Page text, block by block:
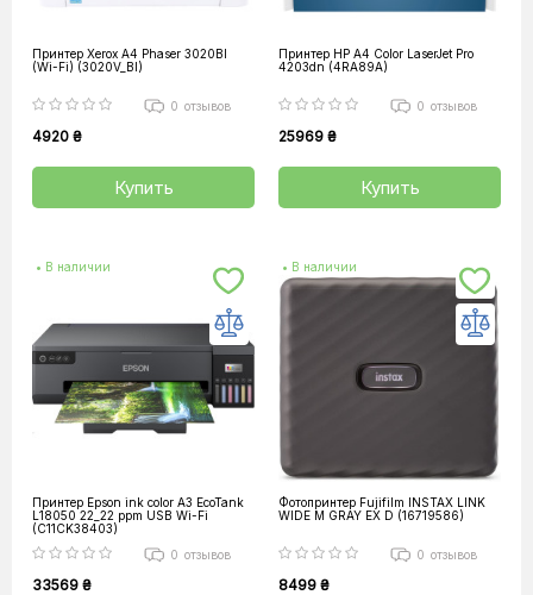
Принтер Xerox А4 Phaser 3020BI
(Wi-Fi) (3020V_BI)
0 отзывов
4920 ₴
Купить
Принтер HP А4 Color LaserJet Pro
4203dn (4RA89A)
0 отзывов
25969 ₴
Купить
• В наличии
Принтер Epson ink color A3 EcoTank
L18050 22_22 ppm USB Wi-Fi
(C11CK38403)
0 отзывов
33569 ₴
• В наличии
Фотопринтер Fujifilm INSTAX LINK
WIDE M GRAY EX D (16719586)
0 отзывов
8499 ₴